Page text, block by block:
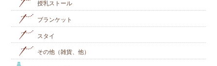
授乳ストール
ブランケット
スタイ
その他（雑貨、他）